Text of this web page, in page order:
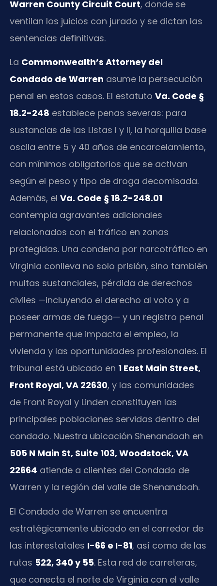
Warren County Circuit Court, donde se
ventilan los juicios con jurado y se dictan las
sentencias definitivas.
La Commonwealth’s Attorney del
Condado de Warren asume la persecución
penal en estos casos. El estatuto Va. Code §
18.2-248 establece penas severas: para
sustancias de las Listas I y II, la horquilla base
oscila entre 5 y 40 años de encarcelamiento,
con mínimos obligatorios que se activan
según el peso y tipo de droga decomisada.
Además, el Va. Code § 18.2-248.01
contempla agravantes adicionales
relacionados con el tráfico en zonas
protegidas. Una condena por narcotráfico en
Virginia conlleva no solo prisión, sino también
multas sustanciales, pérdida de derechos
civiles —incluyendo el derecho al voto y a
poseer armas de fuego— y un registro penal
permanente que impacta el empleo, la
vivienda y las oportunidades profesionales. El
tribunal está ubicado en 1 East Main Street,
Front Royal, VA 22630, y las comunidades
de Front Royal y Linden constituyen las
principales poblaciones servidas dentro del
condado. Nuestra ubicación Shenandoah en
505 N Main St, Suite 103, Woodstock, VA
22664 atiende a clientes del Condado de
Warren y la región del valle de Shenandoah.
El Condado de Warren se encuentra
estratégicamente ubicado en el corredor de
las interestatales I-66 e I-81, así como de las
rutas 522, 340 y 55. Esta red de carreteras,
que conecta el norte de Virginia con el valle